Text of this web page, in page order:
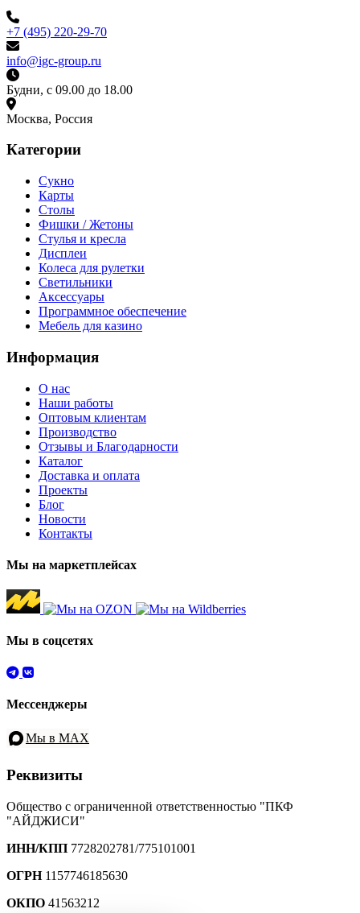
+7 (495) 220-29-70
info@igc-group.ru
Будни, с 09.00 до 18.00
Москва, Россия
Категории
Сукно
Карты
Столы
Фишки / Жетоны
Стулья и кресла
Дисплеи
Колеса для рулетки
Светильники
Аксессуары
Программное обеспечение
Мебель для казино
Информация
О нас
Наши работы
Оптовым клиентам
Производство
Отзывы и Благодарности
Каталог
Доставка и оплата
Проекты
Блог
Новости
Контакты
Мы на маркетплейсах
Мы в соцсетях
Мессенджеры
Мы в MAX
Реквизиты
Общество с ограниченной ответственностью "ПКФ
"АЙДЖИСИ"
ИНН/КПП 7728202781/775101001
ОГРН1157746185630
ОКПО 41563212